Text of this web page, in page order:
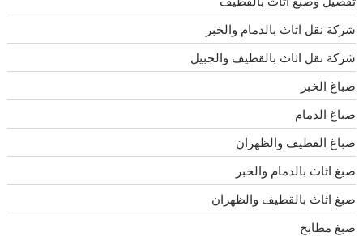
شركة نقل اثاث بالدمام والخبر
شركة نقل اثاث بالقطيف والجبيل
صباغ الخبر
صباغ الدمام
صباغ القطيف والظهران
صبغ اثاث بالدمام والخبر
صبغ اثاث بالقطيف والظهران
صبغ مطابخ